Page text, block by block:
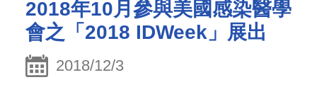
2018年10月參與美國感染醫學
會之「2018 IDWeek」展出
2018/12/3